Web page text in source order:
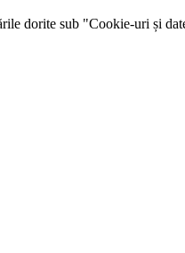
dorite sub "Cookie-uri și